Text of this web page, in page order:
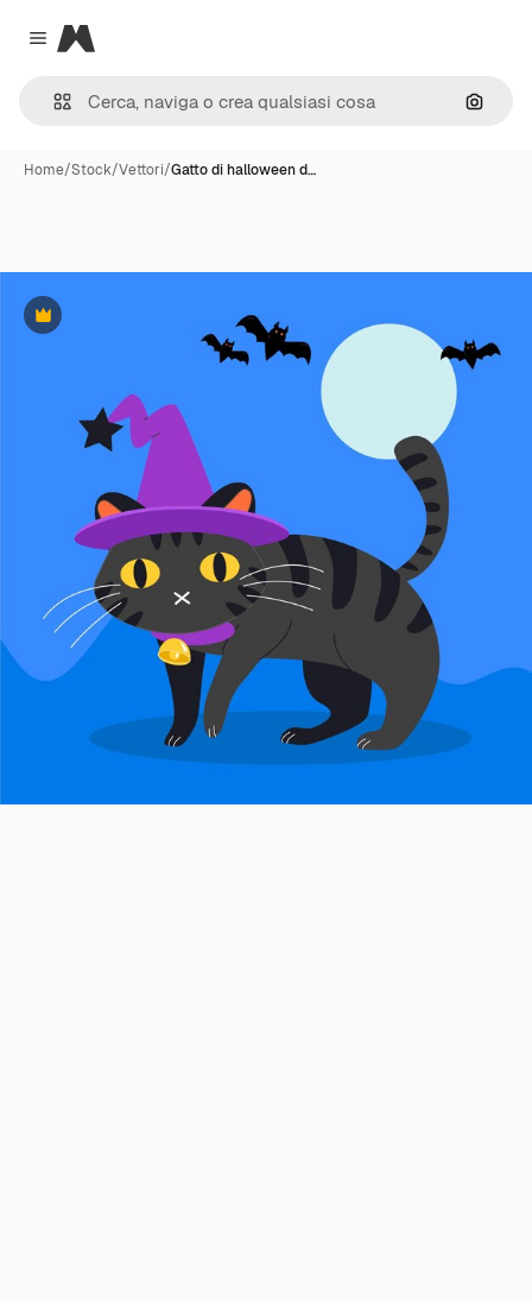
Close menu
Magnific
Cerca
Home/Stock/Vettori/Gatto di halloween d…
Premium